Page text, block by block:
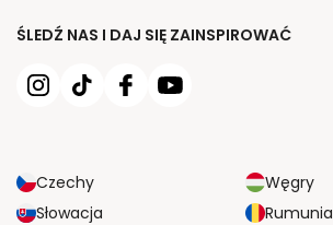
ŚLEDŹ NAS I DAJ SIĘ ZAINSPIROWAĆ
Czechy
Węgry
Słowacja
Rumunia